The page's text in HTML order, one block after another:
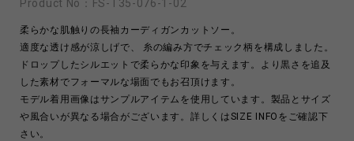
Product No： FS-T35-076-1-02
柔らかな肌触りの長袖カーディガンカットソー。
適度な透け感が涼しげで、 糸の編み方でチェック柄を構成しました。
ドロップしたシルエットで柔らかな印象を与えます。より黒さを追及
した素材でフォーマルな場面でもお召頂けます。
モデル着用画像はサンプルアイテムを使用しています。製品とサイズ
や風合いが異なる場合がございます。詳しくはSIZE INFOをご確認下
さい。